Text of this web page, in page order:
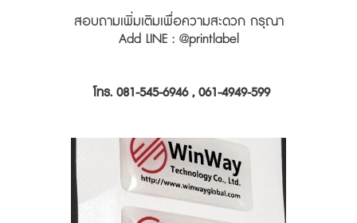
สอบถามเพิ่มเติมเพื่อความสะดวก กรุณา
Add LINE : @printlabel
โทร. 081-545-6946 , 061-4949-599